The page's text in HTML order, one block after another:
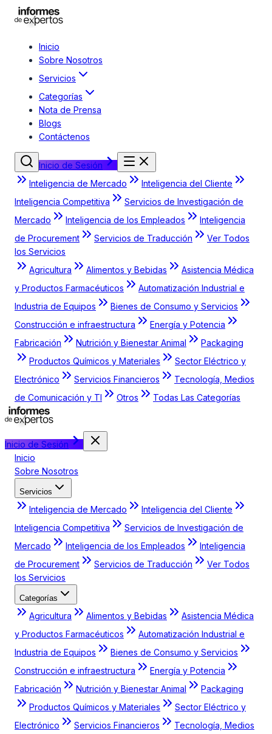
Inicio
Sobre Nosotros
Servicios
Categorías
Nota de Prensa
Blogs
Contáctenos
Inicio de Sesión
Inteligencia de Mercado
Inteligencia del Cliente
Inteligencia Competitiva
Servicios de Investigación de
Mercado
Inteligencia de los Empleados
Inteligencia
de Procurement
Servicios de Traducción
Ver Todos
los Servicios
Agricultura
Alimentos y Bebidas
Asistencia Médica
y Productos Farmacéuticos
Automatización Industrial e
Industria de Equipos
Bienes de Consumo y Servicios
Construcción e infraestructura
Energía y Potencia
Fabricación
Nutrición y Bienestar Animal
Packaging
Productos Químicos y Materiales
Sector Eléctrico y
Electrónico
Servicios Financieros
Tecnología, Medios
de Comunicación y TI
Otros Todas Las Categorías
Inicio de Sesión
Inicio
Sobre Nosotros
Servicios
Inteligencia de Mercado
Inteligencia del Cliente
Inteligencia Competitiva
Servicios de Investigación de
Mercado
Inteligencia de los Empleados
Inteligencia
de Procurement
Servicios de Traducción
Ver Todos
los Servicios
Categorías
Agricultura Alimentos y Bebidas
Asistencia Médica
y Productos Farmacéuticos
Automatización Industrial e
Industria de Equipos
Bienes de Consumo y Servicios
Construcción e infraestructura
Energía y Potencia
Fabricación
Nutrición y Bienestar Animal
Packaging
Productos Químicos y Materiales
Sector Eléctrico y
Electrónico
Servicios Financieros
Tecnología, Medios